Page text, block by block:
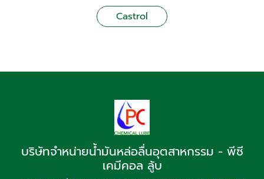
Castrol
บริษัทจำหน่ายน้ำมันหล่อลื่นอุตสาหกรรม - พีซี
เคมีคอล ลู้บ